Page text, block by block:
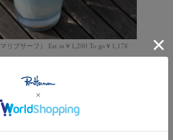
リブサーフ） Eat in￥1,200 To go￥1,178
ップル、マンゴーなどトロピカルなフ
、フローズンヨーグルトのさっぱりと
ルーツの甘みがギュッと詰まった